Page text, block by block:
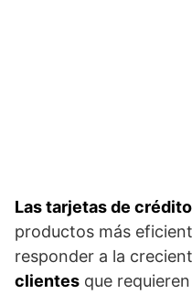
Las tarjetas de
productos más
responder a la
clientes que